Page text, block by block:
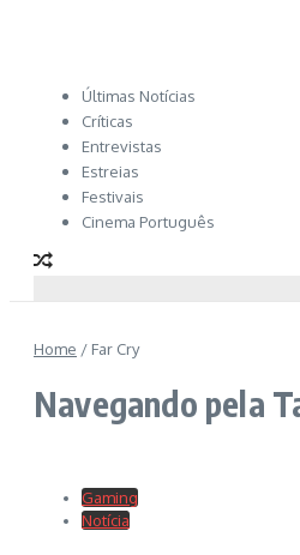
Últimas Notícias
Críticas
Entrevistas
Estreias
Festivais
Cinema Português
Home / Far Cry
Navegando pela
Gaming
Notícia